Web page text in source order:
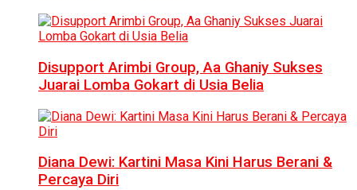
Disupport Arimbi Group, Aa Ghaniy Sukses
Juarai Lomba Gokart di Usia Belia
Diana Dewi: Kartini Masa Kini Harus Berani &
Percaya Diri